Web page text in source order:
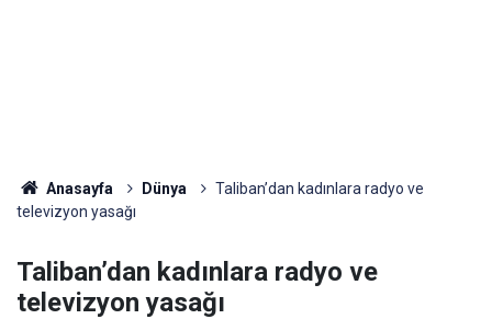
Anasayfa Dünya
Taliban’dan kadınlara radyo ve
televizyon yasağı
Taliban’dan kadınlara radyo ve
televizyon yasağı